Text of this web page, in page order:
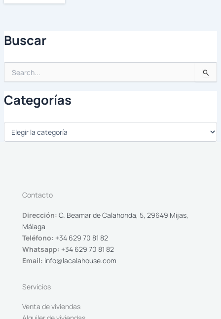
Buscar
Buscar
por:
Categorías
Contacto
Dirección: C. Beamar de Calahonda, 5, 29649 Mijas,
Málaga
Teléfono: +34 629 70 81 82
Whatsapp: +34 629 70 81 82
Email: info@lacalahouse.com
Servicios
Venta de viviendas